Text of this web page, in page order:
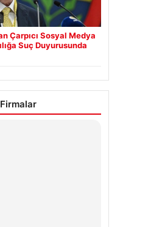
Çarpıcı Sosyal Medya
Suç Duyurusunda